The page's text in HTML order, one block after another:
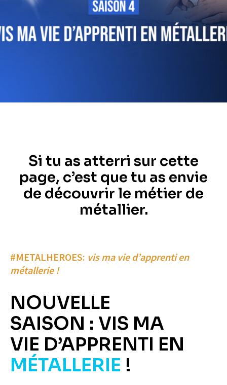
Si tu as atterri sur cette
page, c’est que tu as envie
de découvrir le métier de
métallier.
#METALHEROES: vis ma vie d’apprenti en
métallerie !
NOUVELLE
SAISON : VIS MA
VIE D’APPRENTI EN
MÉTALLERIE !